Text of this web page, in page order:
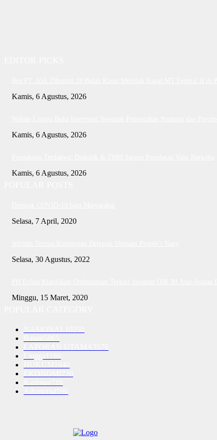
Kamis, 6 Agustus, 2026
Kamis, 6 Agustus, 2026
Kamis, 6 Agustus, 2026
Selasa, 7 April, 2020
Selasa, 30 Agustus, 2022
Minggu, 15 Maret, 2020